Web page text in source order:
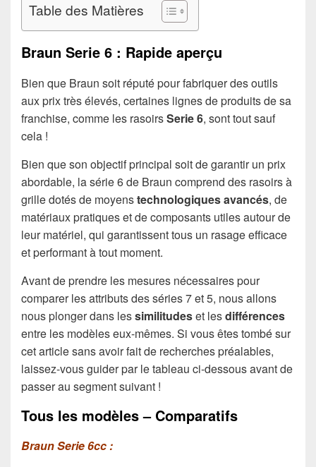
Table des Matières
Braun Serie 6 : Rapide aperçu
Bien que Braun soit réputé pour fabriquer des outils
aux prix très élevés, certaines lignes de produits de sa
franchise, comme les rasoirsSerie 6, sont tout sauf
cela !
Bien que son objectif principal soit de garantir un prix
abordable, la série 6 de Braun comprend des rasoirs à
grille dotés de moyenstechnologiques avancés, de
matériaux pratiques et de composants utiles autour de
leur matériel, qui garantissent tous un rasage efficace
et performant à tout moment.
Avant de prendre les mesures nécessaires pour
comparer les attributs des séries 7 et 5, nous allons
nous plonger dans lessimilitudeset lesdifférences
entre les modèles eux-mêmes. Si vous êtes tombé sur
cet article sans avoir fait de recherches préalables,
laissez-vous guider par le tableau ci-dessous avant de
passer au segment suivant !
Tous les modèles – Comparatifs
Braun Serie 6cc :